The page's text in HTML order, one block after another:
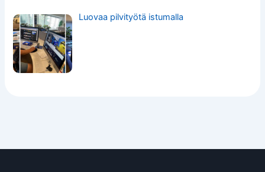
Luovaa pilvityötä istumalla